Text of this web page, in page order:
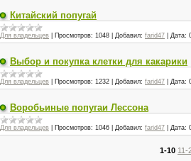
Китайский попугай
Для владельцев Просмотров: 1048 Добавил: farid47 Дата:
Выбор и покупка клетки для какарики
Для владельцев Просмотров: 1232 Добавил: farid47 Дата:
Воробьиные попугаи Лессона
Для владельцев Просмотров: 1046 Добавил: farid47 Дата:
1-10 11-